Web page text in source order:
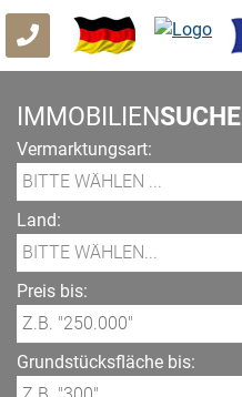
IMMOBILIENSUCHE
Vermarktungsart:
Land:
Preis bis:
Grundstücksfläche bis: